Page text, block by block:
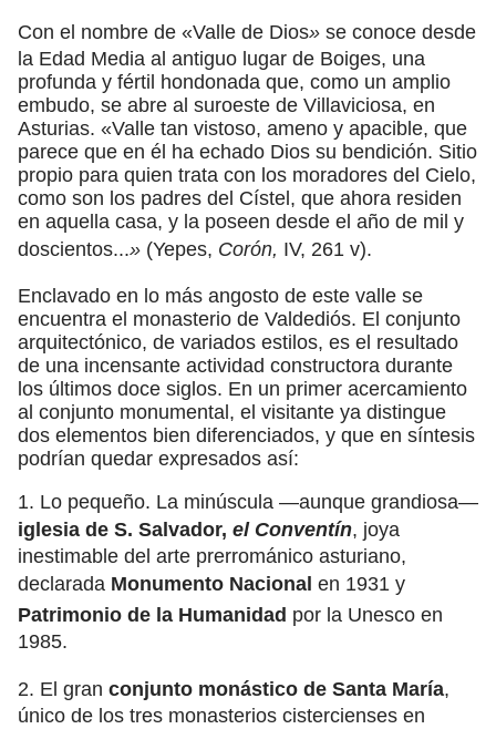
Con el nombre de «Valle de Dios» se conoce desde
la Edad Media al antiguo lugar de Boiges, una
profunda y fértil hondonada que, como un amplio
embudo, se abre al suroeste de Villaviciosa, en
Asturias. «Valle tan vistoso, ameno y apacible, que
parece que en él ha echado Dios su bendición. Sitio
propio para quien trata con los moradores del Cielo,
como son los padres del Cístel, que ahora residen
en aquella casa, y la poseen desde el año de mil y
doscientos...» (Yepes, Corón, IV, 261 v).
Enclavado en lo más angosto de este valle se
encuentra el monasterio de Valdediós. El conjunto
arquitectónico, de variados estilos, es el resultado
de una incensante actividad constructora durante
los últimos doce siglos. En un primer acercamiento
al conjunto monumental, el visitante ya distingue
dos elementos bien diferenciados, y que en síntesis
podrían quedar expresados así:
1. Lo pequeño. La minúscula —aunque grandiosa—
iglesia de S. Salvador, el Conventín, joya
inestimable del arte prerrománico asturiano,
declarada Monumento Nacional en 1931 y
Patrimonio de la Humanidad por la Unesco en
1985.
2. El gran conjunto monástico de Santa María,
único de los tres monasterios cistercienses en